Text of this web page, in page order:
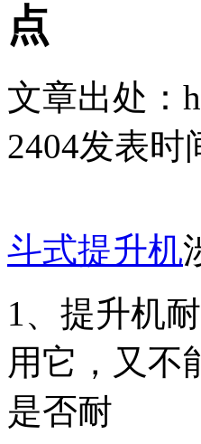
点
文章出处：
2404发表时
斗式提升机
1、提升机
用它，又不
是否耐